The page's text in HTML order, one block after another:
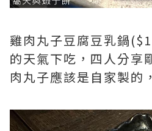
雞肉丸子豆腐豆乳鍋
的天氣下吃，四人分享
肉丸子應該是自家製的